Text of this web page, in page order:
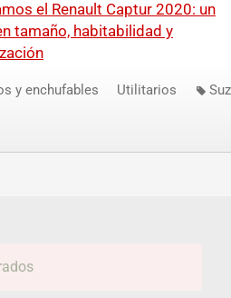
el Renault Captur 2020: un
tamaño, habitabilidad y
y enchufables Utilitarios